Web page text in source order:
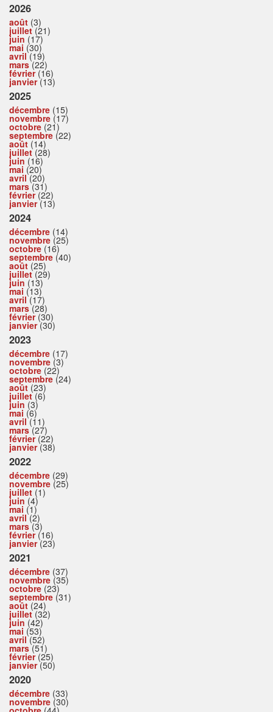
2026
août (3)
juillet(21)
juin (17)
mai (30)
avril(19)
mars(22)
février(16)
janvier(13)
2025
décembre (15)
novembre (17)
octobre (21)
septembre (22)
août (14)
juillet(28)
juin (16)
mai (20)
avril(20)
mars(31)
février(22)
janvier(13)
2024
décembre (14)
novembre (25)
octobre (16)
septembre (40)
août (25)
juillet(29)
juin (13)
mai (13)
avril(17)
mars(28)
février(30)
janvier(30)
2023
décembre (17)
novembre (3)
octobre (22)
septembre (24)
août (23)
juillet(6)
juin (3)
mai (6)
avril(11)
mars(27)
février(22)
janvier(38)
2022
décembre (29)
novembre (25)
juillet (1)
juin (4)
mai (1)
avril(2)
mars(3)
février(16)
janvier(23)
2021
décembre (37)
novembre (35)
octobre (23)
septembre (31)
août (24)
juillet(32)
juin (42)
mai (53)
avril(52)
mars(51)
février(25)
janvier(50)
2020
décembre (33)
novembre (30)